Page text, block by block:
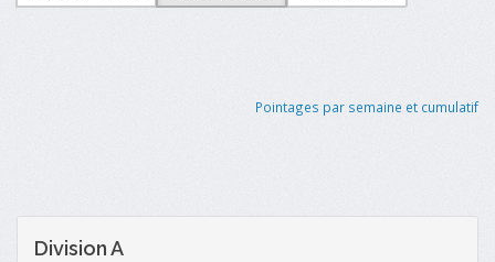
Pointages par semaine et cumulatif
Division A